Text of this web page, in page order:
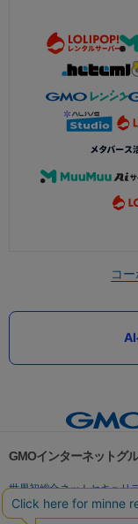
コ
GMOインターネットグ
世界初総合ネットセキュリ
パスワード漏洩診断